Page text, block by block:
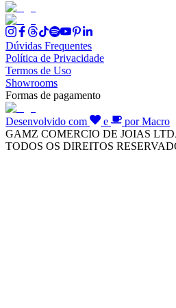
Dúvidas Frequentes
Política de Privacidade
Termos de Uso
Showrooms
Formas de pagamento
Desenvolvido com e
por Macro
GAMZ COMERCIO DE JOIAS
TODOS OS DIREITOS